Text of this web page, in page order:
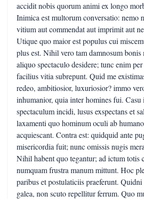
accidit nobis quorum animi ex longo
Inimica est multorum conversatio: nemo
vitium aut commendat aut imprimit aut
Utique quo maior est populus cui
plus est. Nihil vero tam damnosum bonis
aliquo spectaculo desidere; tunc enim
facilius vitia subrepunt. Quid me
redeo, ambitiosior, luxuriosior? immo
inhumanior, quia inter homines fui.
spectaculum incidi, lusus exspectans et
laxamenti quo hominum oculi ab
acquiescant. Contra est: quidquid ante
misericordia fuit; nunc omissis nugis
Nihil habent quo tegantur; ad ictum totis
numquam frustra manum mittunt. Hoc
paribus et postulaticiis praeferunt. Quidni
galea, non scuto repellitur ferrum. Quo